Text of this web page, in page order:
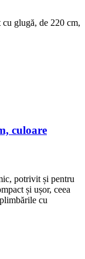
glugă, de 220 cm,
culoare
potrivit și pentru
și ușor, ceea
cu